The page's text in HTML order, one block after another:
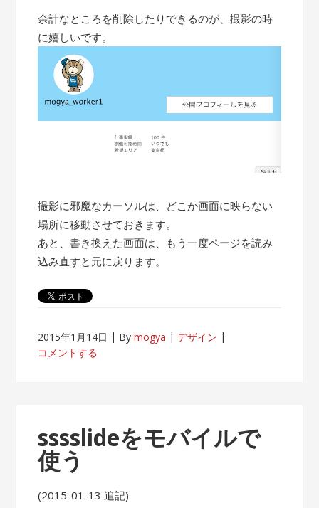
余計なところを削除したりできるのが、撮影の時
に嬉しいです。
撮影に邪魔なカーソルは、どこか画面に映らない
場所に移動させておきます。
あと、書き換えた画面は、もう一度ページを読み
込み直すと元に戻ります。
2015年1月14日 Bymogya
デザイン
コメントする
sssslideをモバイルで
使う
(2015-01-13 追記)